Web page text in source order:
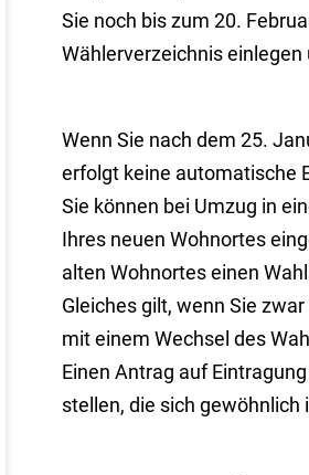
Sie noch bis zum 20.
Wählerverzeichnis
Wenn Sie nach dem 25.
erfolgt keine automatische
Sie können bei Umzug in
Ihres neuen Wohnortes
alten Wohnortes einen
Gleiches gilt, wenn Sie
mit einem Wechsel des
Einen Antrag auf
stellen, die sich